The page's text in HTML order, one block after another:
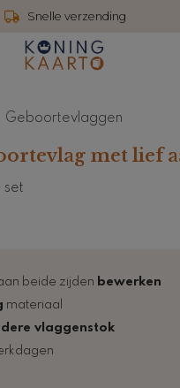
Snelle verzending
Geboortevlaggen
met lief
set
beide zijden bewerken
materiaal
vlaggenstok